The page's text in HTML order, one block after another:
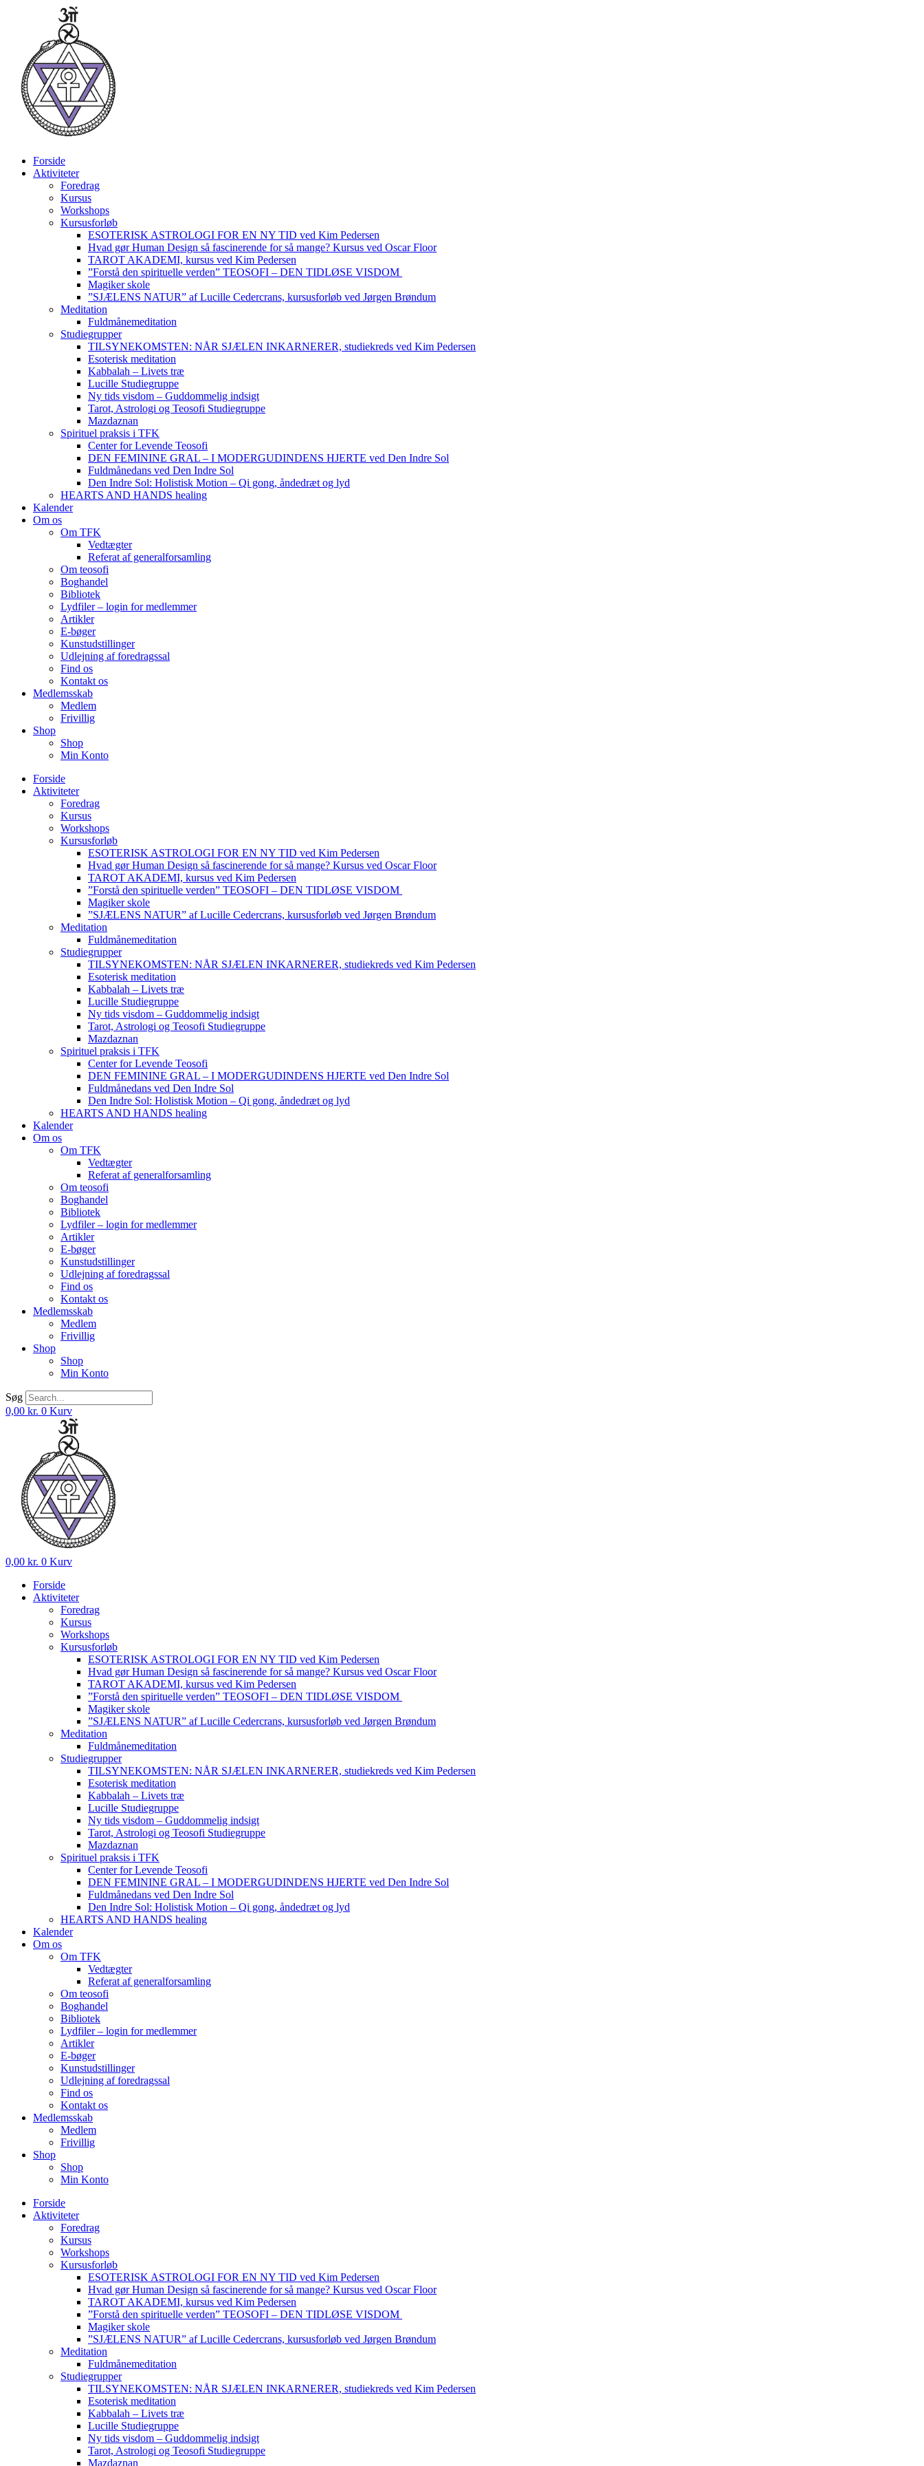
Forside
Aktiviteter
Foredrag
Kursus
Workshops
Kursusforløb
ESOTERISK ASTROLOGI FOR EN NY TID ved Kim Pedersen
Hvad gør Human Design så fascinerende for så mange? Kursus ved Oscar Floor
TAROT AKADEMI, kursus ved Kim Pedersen
”Forstå den spirituelle verden” TEOSOFI – DEN TIDLØSE VISDOM
Magiker skole
”SJÆLENS NATUR” af Lucille Cedercrans, kursusforløb ved Jørgen Brøndum
Meditation
Fuldmånemeditation
Studiegrupper
TILSYNEKOMSTEN: NÅR SJÆLEN INKARNERER, studiekreds ved Kim Pedersen
Esoterisk meditation
Kabbalah – Livets træ
Lucille Studiegruppe
Ny tids visdom – Guddommelig indsigt
Tarot, Astrologi og Teosofi Studiegruppe
Mazdaznan
Spirituel praksis i TFK
Center for Levende Teosofi
DEN FEMININE GRAL – I MODERGUDINDENS HJERTE ved Den Indre Sol
Fuldmånedans ved Den Indre Sol
Den Indre Sol: Holistisk Motion – Qi gong, åndedræt og lyd
HEARTS AND HANDS healing
Kalender
Om os
Om TFK
Vedtægter
Referat af generalforsamling
Om teosofi
Boghandel
Bibliotek
Lydfiler – login for medlemmer
Artikler
E-bøger
Kunstudstillinger
Udlejning af foredragssal
Find os
Kontakt os
Medlemsskab
Medlem
Frivillig
Shop
Shop
Min Konto
Forside
Aktiviteter
Foredrag
Kursus
Workshops
Kursusforløb
ESOTERISK ASTROLOGI FOR EN NY TID ved Kim Pedersen
Hvad gør Human Design så fascinerende for så mange? Kursus ved Oscar Floor
TAROT AKADEMI, kursus ved Kim Pedersen
”Forstå den spirituelle verden” TEOSOFI – DEN TIDLØSE VISDOM
Magiker skole
”SJÆLENS NATUR” af Lucille Cedercrans, kursusforløb ved Jørgen Brøndum
Meditation
Fuldmånemeditation
Studiegrupper
TILSYNEKOMSTEN: NÅR SJÆLEN INKARNERER, studiekreds ved Kim Pedersen
Esoterisk meditation
Kabbalah – Livets træ
Lucille Studiegruppe
Ny tids visdom – Guddommelig indsigt
Tarot, Astrologi og Teosofi Studiegruppe
Mazdaznan
Spirituel praksis i TFK
Center for Levende Teosofi
DEN FEMININE GRAL – I MODERGUDINDENS HJERTE ved Den Indre Sol
Fuldmånedans ved Den Indre Sol
Den Indre Sol: Holistisk Motion – Qi gong, åndedræt og lyd
HEARTS AND HANDS healing
Kalender
Om os
Om TFK
Vedtægter
Referat af generalforsamling
Om teosofi
Boghandel
Bibliotek
Lydfiler – login for medlemmer
Artikler
E-bøger
Kunstudstillinger
Udlejning af foredragssal
Find os
Kontakt os
Medlemsskab
Medlem
Frivillig
Shop
Shop
Min Konto
Søg
0,00 kr. 0 Kurv
0,00 kr. 0 Kurv
Forside
Aktiviteter
Foredrag
Kursus
Workshops
Kursusforløb
ESOTERISK ASTROLOGI FOR EN NY TID ved Kim Pedersen
Hvad gør Human Design så fascinerende for så mange? Kursus ved Oscar Floor
TAROT AKADEMI, kursus ved Kim Pedersen
”Forstå den spirituelle verden” TEOSOFI – DEN TIDLØSE VISDOM
Magiker skole
”SJÆLENS NATUR” af Lucille Cedercrans, kursusforløb ved Jørgen Brøndum
Meditation
Fuldmånemeditation
Studiegrupper
TILSYNEKOMSTEN: NÅR SJÆLEN INKARNERER, studiekreds ved Kim Pedersen
Esoterisk meditation
Kabbalah – Livets træ
Lucille Studiegruppe
Ny tids visdom – Guddommelig indsigt
Tarot, Astrologi og Teosofi Studiegruppe
Mazdaznan
Spirituel praksis i TFK
Center for Levende Teosofi
DEN FEMININE GRAL – I MODERGUDINDENS HJERTE ved Den Indre Sol
Fuldmånedans ved Den Indre Sol
Den Indre Sol: Holistisk Motion – Qi gong, åndedræt og lyd
HEARTS AND HANDS healing
Kalender
Om os
Om TFK
Vedtægter
Referat af generalforsamling
Om teosofi
Boghandel
Bibliotek
Lydfiler – login for medlemmer
Artikler
E-bøger
Kunstudstillinger
Udlejning af foredragssal
Find os
Kontakt os
Medlemsskab
Medlem
Frivillig
Shop
Shop
Min Konto
Forside
Aktiviteter
Foredrag
Kursus
Workshops
Kursusforløb
ESOTERISK ASTROLOGI FOR EN NY TID ved Kim Pedersen
Hvad gør Human Design så fascinerende for så mange? Kursus ved Oscar Floor
TAROT AKADEMI, kursus ved Kim Pedersen
”Forstå den spirituelle verden” TEOSOFI – DEN TIDLØSE VISDOM
Magiker skole
”SJÆLENS NATUR” af Lucille Cedercrans, kursusforløb ved Jørgen Brøndum
Meditation
Fuldmånemeditation
Studiegrupper
TILSYNEKOMSTEN: NÅR SJÆLEN INKARNERER, studiekreds ved Kim Pedersen
Esoterisk meditation
Kabbalah – Livets træ
Lucille Studiegruppe
Ny tids visdom – Guddommelig indsigt
Tarot, Astrologi og Teosofi Studiegruppe
Mazdaznan